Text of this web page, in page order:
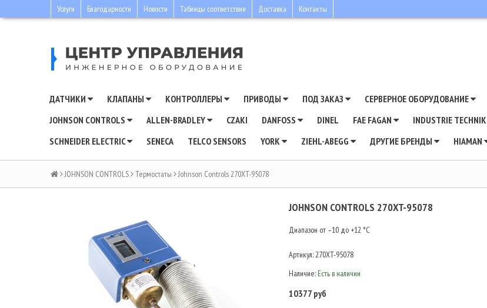
Услуги Благодарности Новости Таблицы соответствия Доставка Контакты
ДАТЧИКИ КЛАПАНЫ КОНТРОЛЛЕРЫ ПРИВОДЫ ПОД ЗАКАЗ СЕРВЕРНОЕ ОБОРУДОВАНИЕ
JOHNSON CONTROLS
ALLEN-BRADLEY CZAKI DANFOSS DINEL FAE FAGAN INDUSTRIE TECHNIK
SCHNEIDER ELECTRIC
SENECA TELCO SENSORS YORK ZIEHL-ABEGG ДРУГИЕ БРЕНДЫ HIAMAN
JOHNSON CONTROLS Термостаты Johnson Controls 270XT-95078
JOHNSON CONTROLS 270XT-95078
Диапазон от –10 до +12 °С
Артикул:270XT-95078
Наличие: Есть в наличии
10377 руб